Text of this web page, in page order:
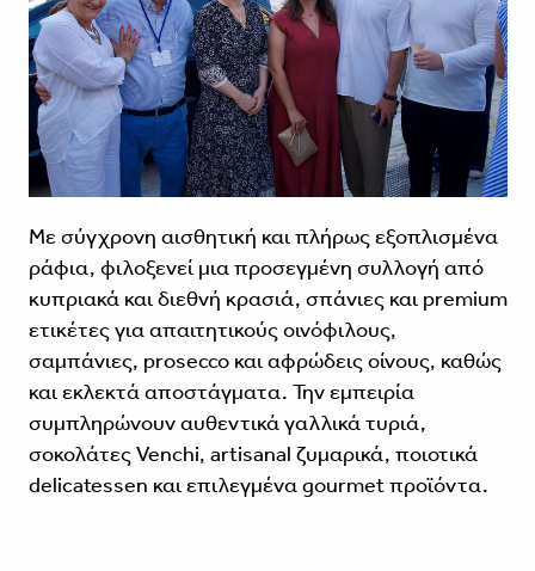
Με σύγχρονη αισθητική και πλήρως εξοπλισμένα
ράφια, φιλοξενεί μια προσεγμένη συλλογή από
κυπριακά και διεθνή κρασιά, σπάνιες και premium
ετικέτες για απαιτητικούς οινόφιλους,
σαμπάνιες, prosecco και αφρώδεις οίνους, καθώς
και εκλεκτά αποστάγματα. Την εμπειρία
συμπληρώνουν αυθεντικά γαλλικά τυριά,
σοκολάτες Venchi, artisanal ζυμαρικά, ποιοτικά
delicatessen και επιλεγμένα gourmet προϊόντα.